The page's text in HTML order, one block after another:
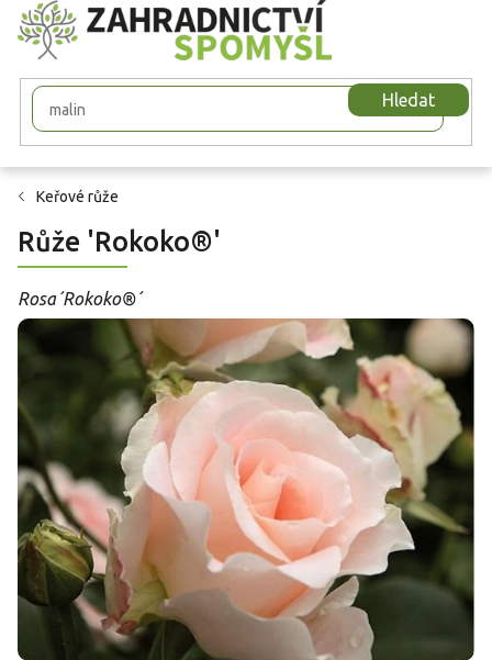
Přejít
na
obsah
Hledat
Keřové růže
Růže 'Rokoko®'
Rosa´Rokoko®´